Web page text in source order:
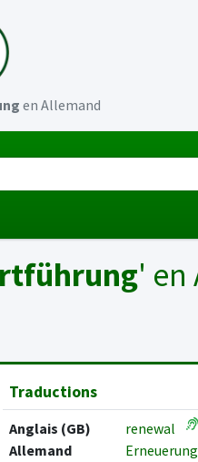
en Allemand
' en
Traductions
Anglais (GB)
renewal
Allemand
Erneuerung